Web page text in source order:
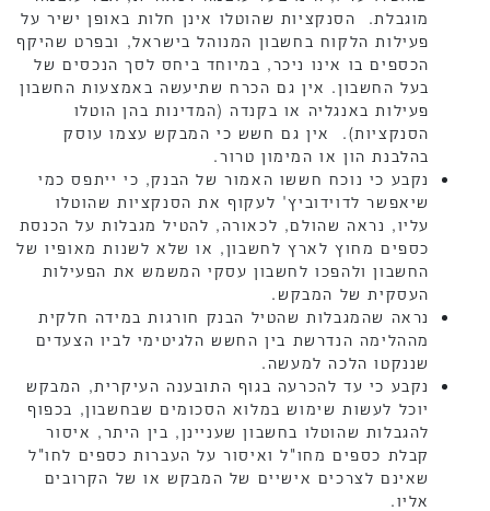
מוגבלת. הסנקציות שהוטלו אינן חלות באופן ישיר על
פעילות הלקוח בחשבון המנוהל בישראל, ובפרט שהיקף
הכספים בו אינו ניכר, במיוחד ביחס לסך הנכסים של
בעל החשבון. אין גם הכרח שתיעשה באמצעות החשבון
פעילות באנגליה או בקנדה (המדינות בהן הוטלו
הסנקציות). אין גם חשש כי המבקש עצמו עוסק
בהלבנת הון או המימון טרור.
נקבע כי נוכח חששו האמור של הבנק, כי ייתפס כמי
שיאפשר לדוידוביץ' לעקוף את הסנקציות שהוטלו
עליו, נראה שהולם, לכאורה, להטיל מגבלות על הכנסת
כספים מחוץ לארץ לחשבון, או שלא לשנות מאופיו של
החשבון ולהפכו לחשבון עסקי המשמש את הפעילות
העסקית של המבקש.
נראה שהמגבלות שהטיל הבנק חורגות במידה חלקית
מההלימה הנדרשת בין החשש הלגיטימי לביו הצעדים
שננקטו הלכה למעשה.
נקבע כי עד להכרעה בגוף התובענה העיקרית, המבקש
יוכל לעשות שימוש במלוא הסכומים שבחשבון, בכפוף
להגבלות שהוטלו בחשבון שעניינן, בין היתר, איסור
קבלת כספים מחו"ל ואיסור על העברות כספים לחו"ל
שאינם לצרכים אישיים של המבקש או של הקרובים
אליו.